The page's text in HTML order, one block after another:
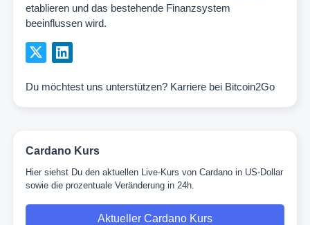
etablieren und das bestehende Finanzsystem
beeinflussen wird.
Du möchtest uns unterstützen? Karriere bei Bitcoin2Go
Cardano Kurs
Hier siehst Du den aktuellen Live-Kurs von Cardano in US-Dollar
sowie die prozentuale Veränderung in 24h.
Aktueller Cardano Kurs